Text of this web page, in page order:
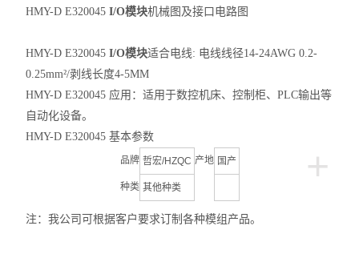
HMY-D E320045I/O模块机械图及接口电路图
HMY-D E320045I/O模块适合电线: 电线线径14-24AWG 0.2-
0.25mm²/剥线长度4-5MM
HMY-D E320045 应用：适用于数控机床、控制柜、PLC输出等
自动化设备。
HMY-D E320045基本参数
+
品牌 哲宏/HZQC 产地 国产
种类 其他种类
注：我公司可根据客户要求订制各种模组产品。